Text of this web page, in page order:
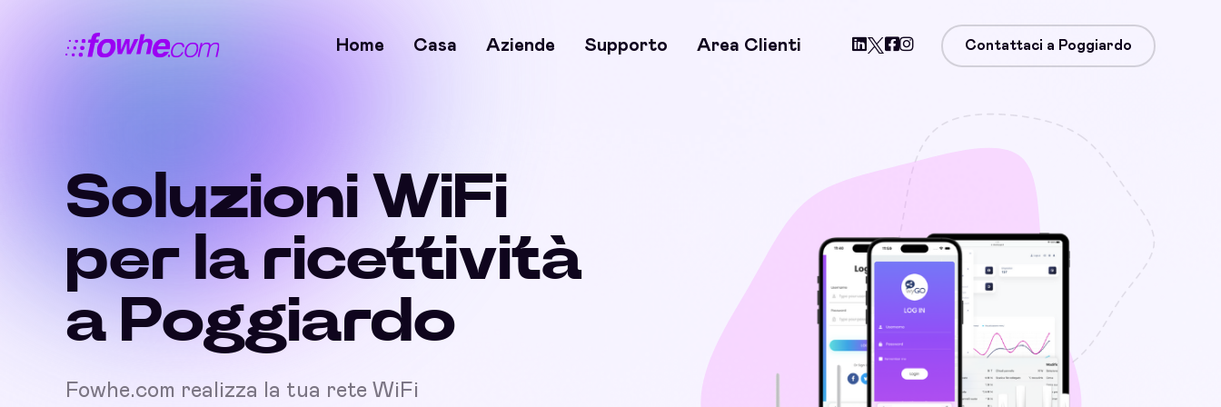
Home Casa Aziende Supporto Area Clienti Contattaci a Poggiardo
Soluzioni WiFi
per la ricettività
a Poggiardo
Fowhe.com realizza la tua rete WiFi